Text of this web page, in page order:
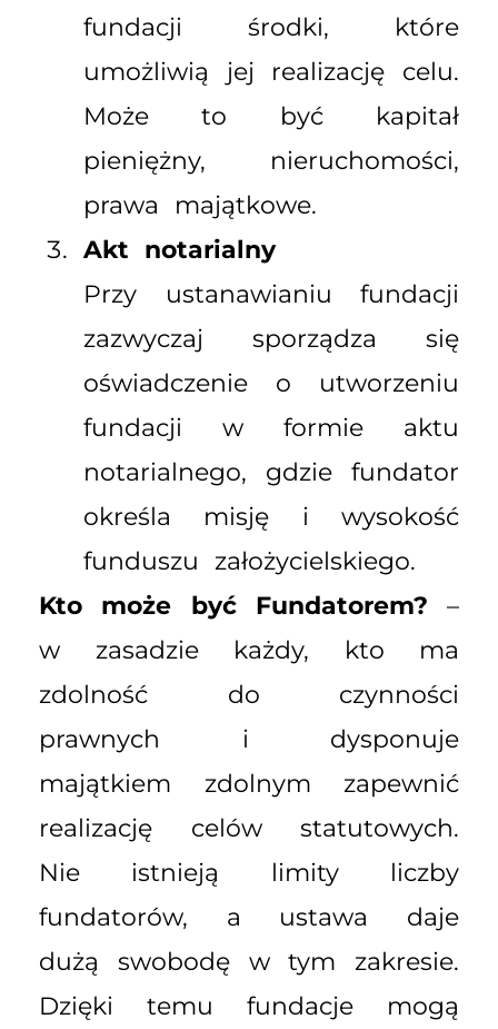
fundacji środki, które
umożliwią jej realizację celu.
Może to być kapitał
pieniężny, nieruchomości,
prawa majątkowe.
Akt notarialny
Przy ustanawianiu fundacji
zazwyczaj sporządza się
oświadczenie o utworzeniu
fundacji w formie aktu
notarialnego, gdzie fundator
określa misję i wysokość
funduszu założycielskiego.
Kto może być Fundatorem? –
w zasadzie każdy, kto ma
zdolność do czynności
prawnych i dysponuje
majątkiem zdolnym zapewnić
realizację celów statutowych.
Nie istnieją limity liczby
fundatorów, a ustawa daje
dużą swobodę w tym zakresie.
Dzięki temu fundacje mogą